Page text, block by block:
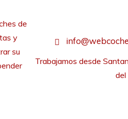
de
y
su
Trabajamos desde
del